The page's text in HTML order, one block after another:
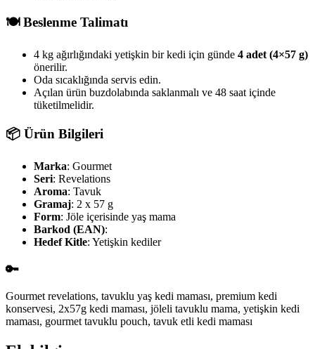
🍽️ Beslenme Talimatı
4 kg ağırlığındaki yetişkin bir kedi için günde 4 adet (4×57 g)
önerilir.
Oda sıcaklığında servis edin.
Açılan ürün buzdolabında saklanmalı ve 48 saat içinde
tüketilmelidir.
📦 Ürün Bilgileri
Marka: Gourmet
Seri: Revelations
Aroma: Tavuk
Gramaj: 2 x 57 g
Form: Jöle içerisinde yaş mama
Barkod (EAN):
Hedef Kitle: Yetişkin kediler
🔑
Gourmet revelations, tavuklu yaş kedi maması, premium kedi
konservesi, 2x57g kedi maması, jöleli tavuklu mama, yetişkin kedi
maması, gourmet tavuklu pouch, tavuk etli kedi maması